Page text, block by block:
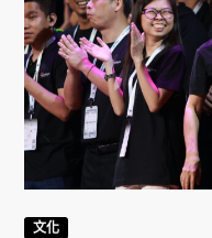
文化